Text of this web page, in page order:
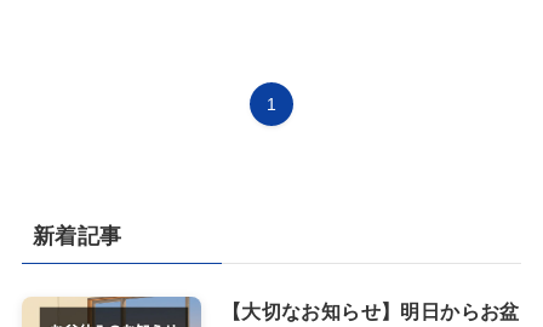
1
新着記事
【大切なお知らせ】明日からお盆